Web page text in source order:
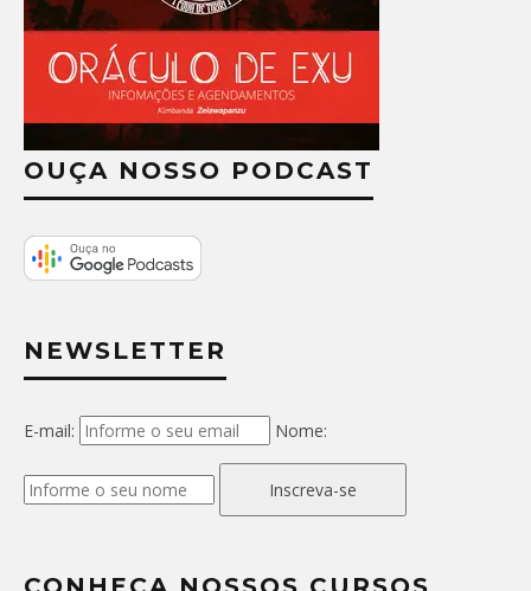
OUÇA NOSSO PODCAST
NEWSLETTER
E-mail: Nome:
Inscreva-se